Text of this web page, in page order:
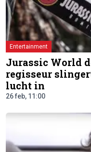
Entertainment
Jurassic World
regisseur
lucht in
26 feb, 11:00